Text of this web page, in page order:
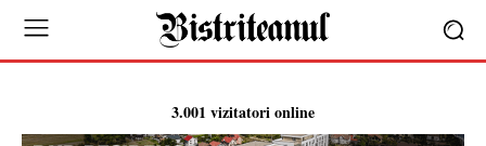
3.001 vizitatori online